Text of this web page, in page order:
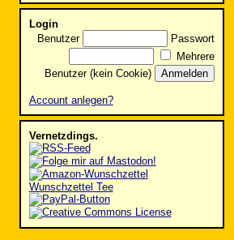
Login
Benutzer
Passwort
Mehrere
Benutzer (kein Cookie)
Account anlegen?
Vernetzdings.
Wunschzettel Tee